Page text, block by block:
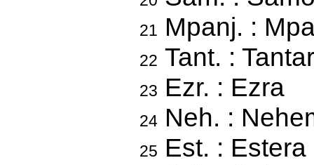
21 Mpanj. :
22 Tant. :
23 Ezr. : Ezra
24Neh. :
25 Est. : Estera